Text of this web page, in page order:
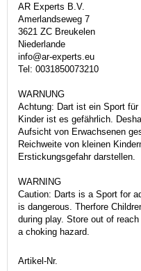
AR Experts B.V.
Amerlandseweg 7
3621 ZC Breukelen
Niederlande
info@ar-experts.eu
Tel: 0031850073210
WARNUNG
Achtung: Dart ist ein Sport
Kinder ist es gefährlich.
Aufsicht von Erwachsenen
Reichweite von kleinen
Erstickungsgefahr darstellen.
WARNING
Caution: Darts is a Sport for
is dangerous. Therfore
during play. Store out of
a choking hazard.
Artikel-Nr.